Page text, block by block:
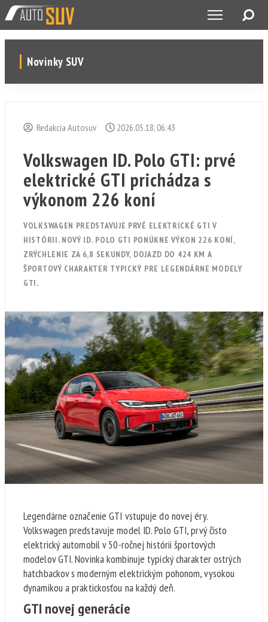
Novinky SUV
Redakcia Autosuv 2026.05.18, 06:43
Volkswagen ID. Polo GTI: prvé
elektrické GTI prichádza s
výkonom 226 koní
VOLKSWAGEN PREDSTAVUJE PRVÉ ELEKTRICKÉ GTI V
HISTÓRII. NOVÝ ID. POLO GTI PONÚKNE VÝKON 226 KONÍ,
ZRÝCHLENIE ZA 6,8 SEKUNDY, DOJAZD DO 424 KM A
ŠPORTOVÝ CHARAKTER TYPICKÝ PRE LEGENDÁRNE MODELY
GTI.
Legendárne označenie GTI vstupuje do novej éry.
Volkswagen predstavuje model ID. Polo GTI, prvý čisto
elektrický automobil v 50-ročnej histórii športových
modelov GTI. Novinka kombinuje typický charakter ostrých
hatchbackov s moderným elektrickým pohonom, vysokou
dynamikou a praktickosťou na každý deň.
GTI novej generácie